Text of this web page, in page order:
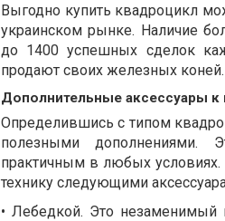
Выгодно купить квадроцикл
украинском рынке. Наличие
до 1400 успешных сделок
продают своих железных коней.
Дополнительные аксессуары к
Определившись с типом
полезными дополнениями.
практичным в любых
технику следующими
• Лебедкой. Это незаменимый